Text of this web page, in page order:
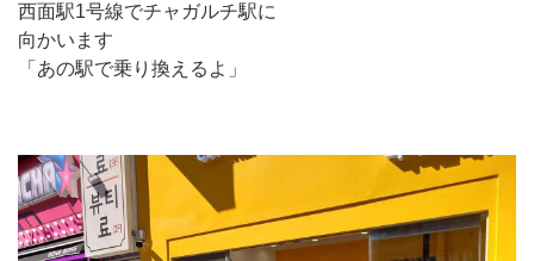
西面駅1号線でチャガルチ駅に
向かいます
「あの駅で乗り換えるよ」